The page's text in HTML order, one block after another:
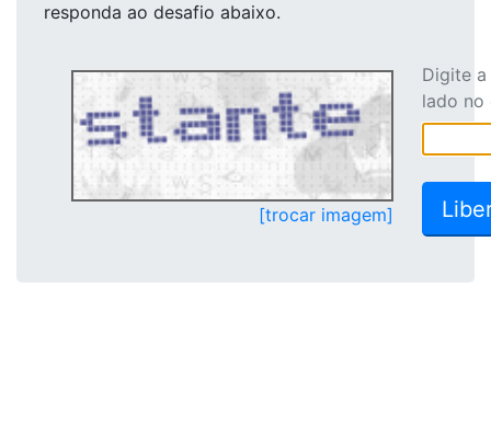
responda ao desafio abaixo.
[trocar imagem]
Digite
lado no